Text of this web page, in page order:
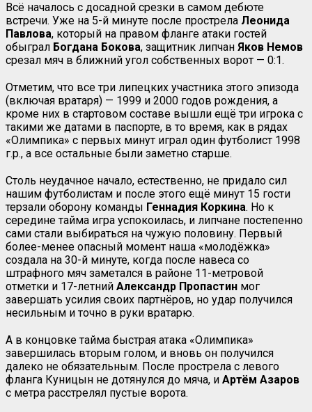
Всё началось с досадной срезки в самом дебюте
встречи. Уже на 5-й минуте после прострела Леонида
Павлова, который на правом фланге атаки гостей
обыграл Богдана Бокова, защитник липчан Яков Немов
срезал мяч в ближний угол собственных ворот — 0:1.
Отметим, что все три липецких участника этого эпизода
(включая вратаря) — 1999 и 2000 годов рождения, а
кроме них в стартовом составе вышли ещё три игрока с
такими же датами в паспорте, в то время, как в рядах
«Олимпика» с первых минут играл один футболист 1998
г.р., а все остальные были заметно старше.
Столь неудачное начало, естественно, не придало сил
нашим футболистам и после этого ещё минут 15 гости
терзали оборону команды Геннадия Коркина. Но к
середине тайма игра успокоилась, и липчане постепенно
сами стали выбираться на чужую половину. Первый
более-менее опасный момент наша «молодёжка»
создала на 30-й минуте, когда после навеса со
штрафного мяч заметался в районе 11-метровой
отметки и 17-летний Александр Пропастин мог
завершать усилия своих партнёров, но удар получился
несильным и точно в руки вратарю.
А в концовке тайма быстрая атака «Олимпика»
завершилась вторым голом, и вновь он получился
далеко не обязательным. После прострела с левого
фланга Куницын не дотянулся до мяча, и Артём Азаров
с метра расстрелял пустые ворота.